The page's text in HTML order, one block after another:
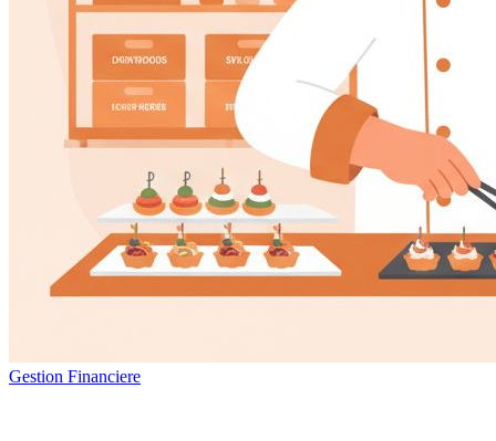
Gestion Financiere